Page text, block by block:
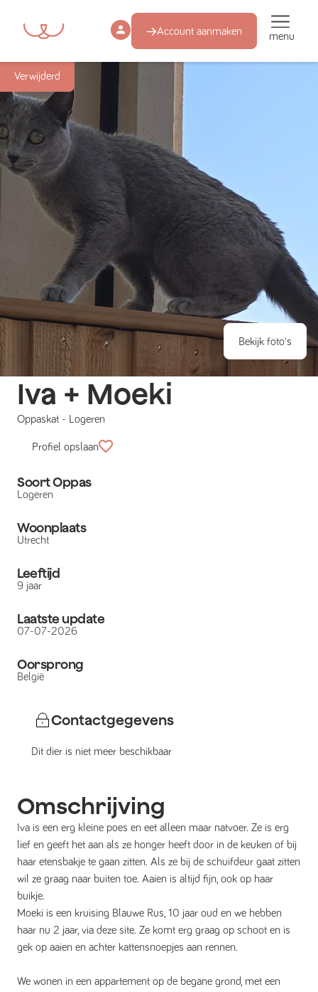
Account aanmaken menu
Verwijderd
Bekijk foto's
Iva + Moeki
Oppaskat - Logeren
Profiel opslaan
Soort Oppas
Logeren
Woonplaats
Utrecht
Leeftijd
9 jaar
Laatste update
07-07-2026
Oorsprong
België
Contactgegevens
Dit dier is niet meer beschikbaar
Omschrijving
Iva is een erg kleine poes en eet alleen maar natvoer. Ze is erg
lief en geeft het aan als ze honger heeft door in de keuken of bij
haar etensbakje te gaan zitten. Als ze bij de schuifdeur gaat zitten
wil ze graag naar buiten toe. Aaien is altijd fijn, ook op haar
buikje.
Moeki is een kruising Blauwe Rus, 10 jaar oud en we hebben
haar nu 2 jaar, via deze site. Ze komt erg graag op schoot en is
gek op aaien en achter kattensnoepjes aan rennen.
We wonen in een appartement op de begane grond, met een